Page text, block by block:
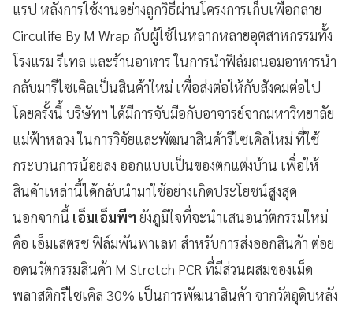
แรป หลังการใช้งานอย่างถูกวิธีผ่านโครงการเก็บเพื่อกลาย
Circulife By M Wrap กับผู้ใช้ในหลากหลายอุตสาหกรรมทั้ง
โรงแรม รีเทล และร้านอาหาร ในการนำฟิล์มถนอมอาหารนำ
กลับมารีไซเคิลเป็นสินค้าใหม่ เพื่อส่งต่อให้กับสังคมต่อไป
โดยครั้งนี้ บริษัทฯ ได้มีการจับมือกับอาจารย์จากมหาวิทยาลัย
แม่ฟ้าหลวง ในการวิจัยและพัฒนาสินค้ารีไซเคิลใหม่ ที่ใช้
กระบวนการน้อยลง ออกแบบเป็นของตกแต่งบ้าน เพื่อให้
สินค้าเหล่านี้ได้กลับนำมาใช้อย่างเกิดประโยชน์สูงสุด
นอกจากนี้ เอ็มเอ็มพีฯ ยังภูมิใจที่จะนำเสนอนวัตกรรมใหม่
คือ เอ็มเสตรช ฟิล์มพันพาเลท สำหรับการส่งออกสินค้า ต่อย
อดนวัตกรรมสินค้า M Stretch PCR ที่มีส่วนผสมของเม็ด
พลาสติกรีไซเคิล 30% เป็นการพัฒนาสินค้า จากวัตถุดิบหลัง